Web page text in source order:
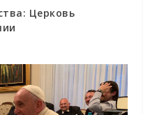
Церковь